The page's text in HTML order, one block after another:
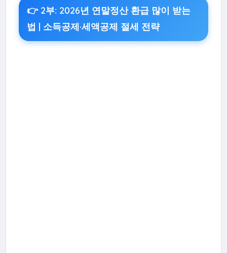
👉 2부: 2026년 연말정산 환급 많이 받는
법 | 소득공제·세액공제 절세 전략